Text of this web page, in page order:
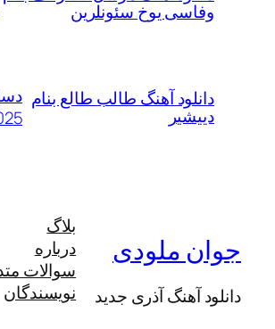
یوخ سئونلرین
7, 2025
آهنگ طالب طالع بنام
دسامبر 7,
ملودی
آذری جدید
درباره
سوالات متداول
نویسندگان
رویدادها
فروشگاه
الگوها
پوسته‌ها